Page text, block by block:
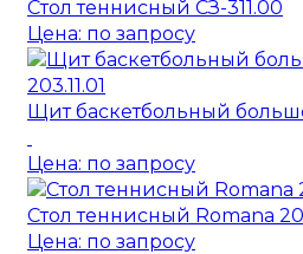
Стол теннисный СЗ-311.00
Цена: по запросу
Щит баскетбольный
Цена: по запросу
Стол теннисный Romana
Цена: по запросу